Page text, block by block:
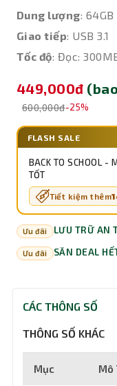
Dung lượng: 64GB
Giao tiếp: USB 3.1
Tốc độ: Đọc:
449,000đ
600,000đ-25%
FLASH SALE
BACK TO SCHOOL -
TỐT
Tiết kiệm thêm
Ưu đãi LƯU TRỮ AN
Ưu đãi SĂN DEAL
CÁC THÔNG SỐ
THÔNG SỐ KHÁC
Mục Mô